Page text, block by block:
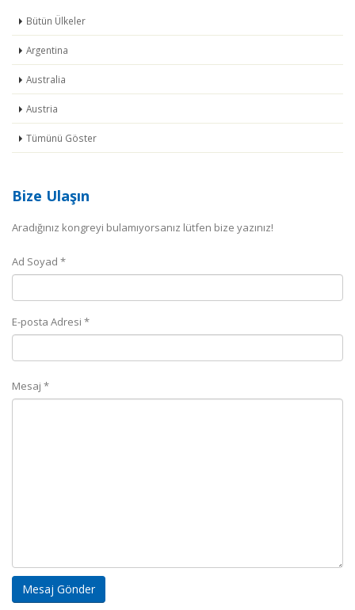
Bütün Ülkeler
Argentina
Australia
Austria
Tümünü Göster
Bize Ulaşın
Aradığınız kongreyi bulamıyorsanız lütfen bize yazınız!
Ad Soyad *
E-posta Adresi *
Mesaj *